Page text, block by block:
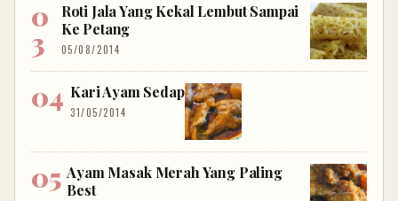
Roti Jala Yang Kekal Lembut Sampai
Ke Petang
05/08/2014
Kari Ayam Sedap
31/05/2014
Ayam Masak Merah Yang Paling
Best